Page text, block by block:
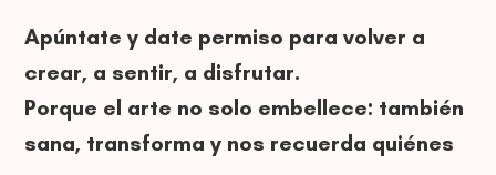
Apúntate y date permiso para volver a
crear, a sentir, a disfrutar.
Porque el arte no solo embellece: también
sana, transforma y nos recuerda quiénes